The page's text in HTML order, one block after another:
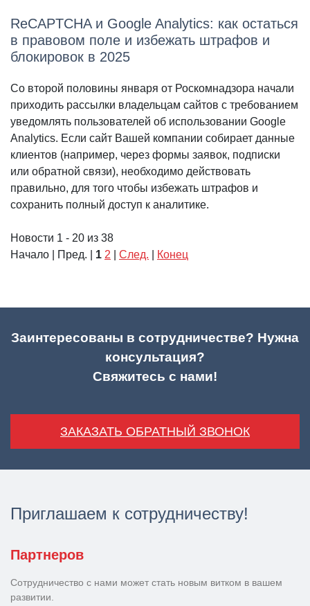
ReCAPTCHA и Google Analytics: как остаться
в правовом поле и избежать штрафов и
блокировок в 2025
Со второй половины января от Роскомнадзора начали
приходить рассылки владельцам сайтов с требованием
уведомлять пользователей об использовании Google
Analytics. Если сайт Вашей компании собирает данные
клиентов (например, через формы заявок, подписки
или обратной связи), необходимо действовать
правильно, для того чтобы избежать штрафов и
сохранить полный доступ к аналитике.
Новости 1 - 20 из 38
Начало | Пред. | 1 2 След. Конец
Заинтересованы в сотрудничестве? Нужна
консультация?
Свяжитесь с нами!
ЗАКАЗАТЬ ОБРАТНЫЙ ЗВОНОК
Приглашаем к сотрудничеству!
Партнеров
Сотрудничество с нами может стать новым витком в вашем
развитии.